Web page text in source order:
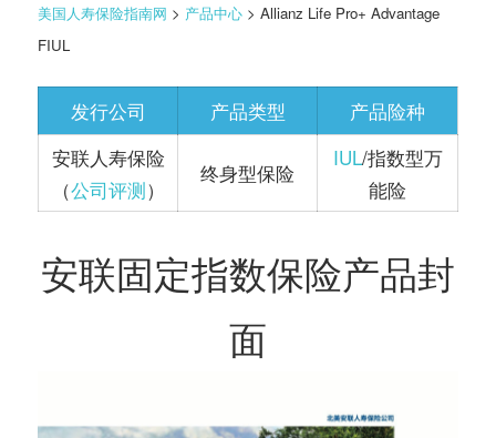
险
指
南
©️
服
务
社
美国人寿保险指南网 > 产品中心 > Allianz Life Pro+ Advantage
FIUL
发行公司 产品类型 产品险种
安联人寿保险
（公司评测）
终身型保险
IUL/指数型万
能险
安联固定指数保险产品封
面